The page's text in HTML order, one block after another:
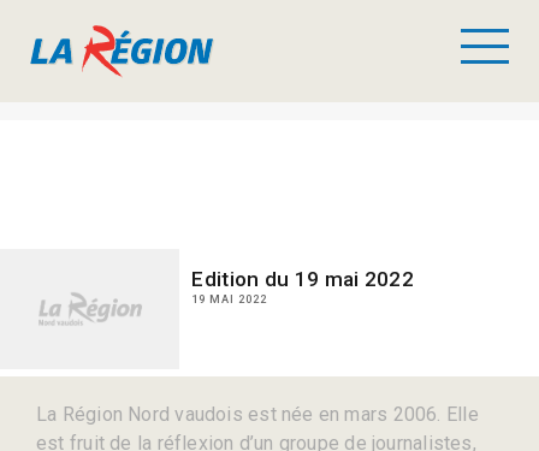
Edition du 19 mai 2022
19 MAI 2022
La Région Nord vaudois est née en mars 2006. Elle
est fruit de la réflexion d’un groupe de journalistes,